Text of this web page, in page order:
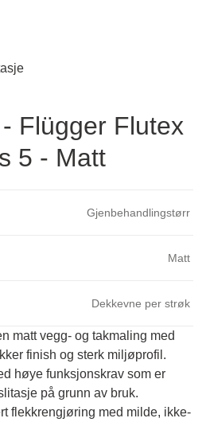
Flügger Flutex
5 - Matt
Gjenbehandlingstørr
Matt
Dekkevne per strøk
matt vegg- og takmaling med
finish og sterk miljøprofil.
høye funksjonskrav som er
på grunn av bruk.
flekkrengjøring med milde, ikke-